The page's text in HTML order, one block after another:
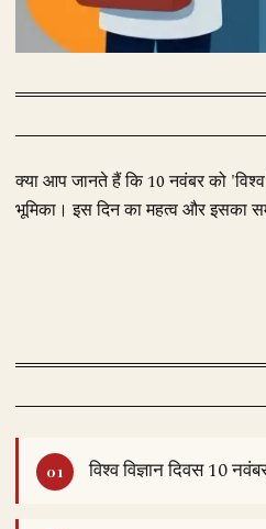
क्या आप जानते हैं कि 10 नवंबर को 'विश्व
भूमिका। इस दिन का महत्व और इसका
विश्व विज्ञान दिवस 10